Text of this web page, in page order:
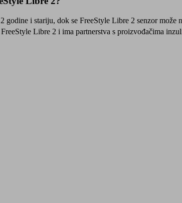
i stariju, dok se FreeStyle Libre 2 senzor
FreeStyle Libre 2 i ima partnerstva s proizvođačima